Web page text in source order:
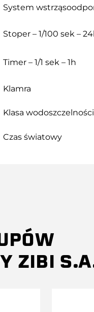
System
Stoper – 1/100 sek –
Timer – 1/1 sek – 1h
Klamra
Klasa
Czas światowy
ZIBI